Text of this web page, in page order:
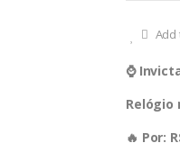
Add
⌚️
Relógio
🔥 Por: